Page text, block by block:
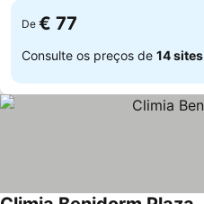
De € 77
Consulte os preços de 14 sites